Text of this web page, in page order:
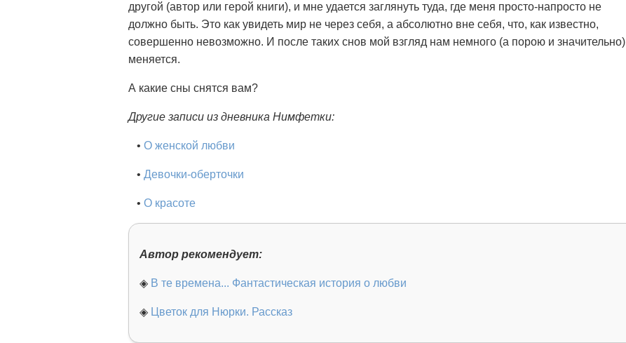
другой (автор или герой книги), и мне удается заглянуть туда, где меня просто-напросто не
должно быть. Это как увидеть мир не через себя, а абсолютно вне себя, что, как известно,
совершенно невозможно. И после таких снов мой взгляд нам немного (а порою и значительно)
меняется.
А какие сны снятся вам?
Другие записи из дневника Нимфетки:
• О женской любви
• Девочки-оберточки
• О красоте
Автор рекомендует:
◈ В те времена... Фантастическая история о любви
◈ Цветок для Нюрки. Рассказ